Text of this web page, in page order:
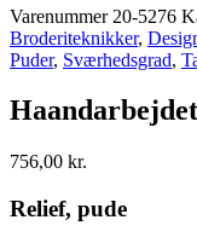
Varenummer 20-5276
Broderiteknikker,
Puder, Sværhedsgrad,
756,00 kr.
Relief, pude